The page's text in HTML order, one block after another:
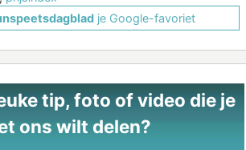
je Google-favoriet
tip, foto of video die je
ons wilt delen?